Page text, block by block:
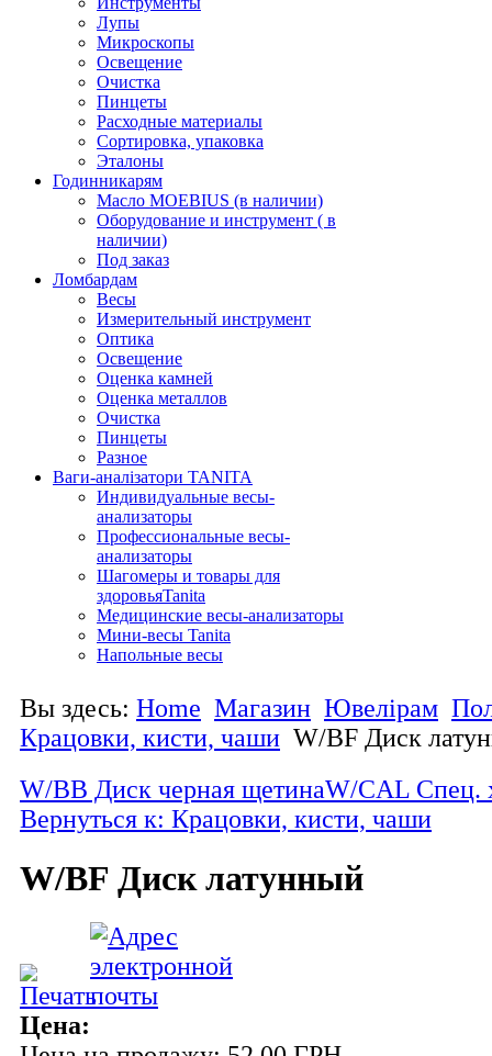
Лупы
Микроскопы
Освещение
Очистка
Пинцеты
Расходные материалы
Сортировка, упаковка
Эталоны
Годинникарям
Масло MOEBIUS (в наличии)
Оборудование и инструмент ( в
наличии)
Под заказ
Ломбардам
Весы
Измерительный инструмент
Оптика
Освещение
Оценка камней
Оценка металлов
Очистка
Пинцеты
Разное
Ваги-аналізатори TANITA
Индивидуальные весы-
анализаторы
Профессиональные весы-
анализаторы
Шагомеры и товары для
здоровьяTanita
Медицинские весы-анализаторы
Мини-весы Tanita
Напольные весы
Вы здесь: Home Магазин Ювелірам
Крацовки, кисти, чаши W/BF Диск
W/BB Диск черная щетинаW/CAL Спец.
Вернуться к: Крацовки, кисти, чаши
W/BF Диск латунный
Цена: